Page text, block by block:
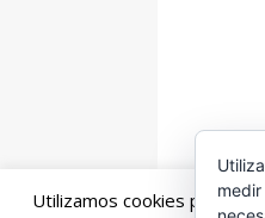
Utilizamos cookies propias